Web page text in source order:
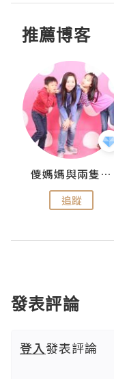
推薦博客
儍媽媽與兩隻小魔怪之家
追蹤
發表評論
登入發表評論